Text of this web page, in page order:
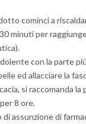
cominci a
minuti per
con la parte
ed allacciare la
si raccomanda la
8 ore.
assunzione di